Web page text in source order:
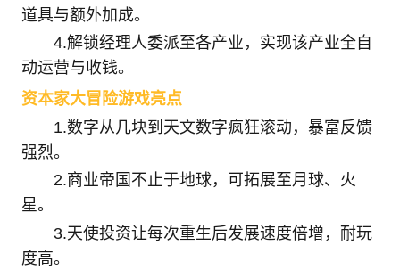
道具与额外加成。
4.解锁经理人委派至各产业，实现该产业全自
动运营与收钱。
资本家大冒险游戏亮点
1.数字从几块到天文数字疯狂滚动，暴富反馈
强烈。
2.商业帝国不止于地球，可拓展至月球、火
星。
3.天使投资让每次重生后发展速度倍增，耐玩
度高。